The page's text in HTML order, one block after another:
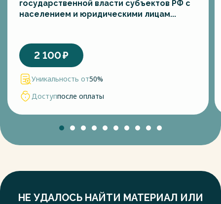
государственной власти субъектов РФ с
населением и юридическими лицам...
2 100₽
Уникальность от50%
Доступпосле оплаты
НЕ УДАЛОСЬ НАЙТИ МАТЕРИАЛ ИЛИ